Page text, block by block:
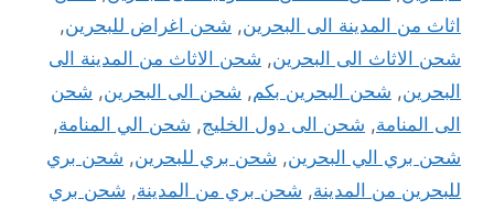
اثاث من المدينة الى البحرين, شحن اغراض للبحرين,
شحن الاثاث الى البحرين, شحن الاثاث من المدينة الى
البحرين, شحن البحرين بكم, شحن الى البحرين, شحن
الى المنامة, شحن الى دول الخليج, شحن الي المنامة,
شحن بري الي البحرين, شحن بري للبحرين, شحن بري
للبحرين من المدينة, شحن بري من المدينة, شحن بري